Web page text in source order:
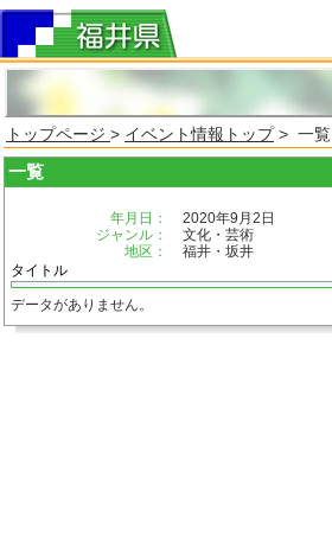
トップページ > イベント情報トップ> 一覧
一覧
年月日：
2020年9月2日
ジャンル：
文化・芸術
地区：
福井・坂井
タイトル
データがありません。